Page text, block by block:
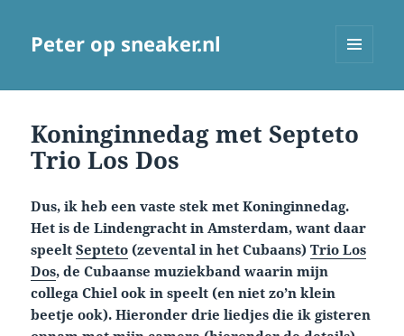
Peter op sneaker.nl
Koninginnedag met Septeto
Trio Los Dos
Dus, ik heb een vaste stek met Koninginnedag.
Het is de Lindengracht in Amsterdam, want daar
speeltSepteto (zevental in het Cubaans)Trio Los
Dos, de Cubaanse muziekband waarin mijn
collega Chiel ook in speelt (en niet zo’n klein
beetje ook). Hieronder drie liedjes die ik gisteren